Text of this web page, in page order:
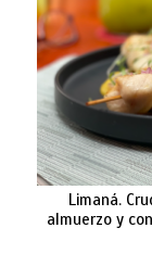
Limaná.
almuerzo y